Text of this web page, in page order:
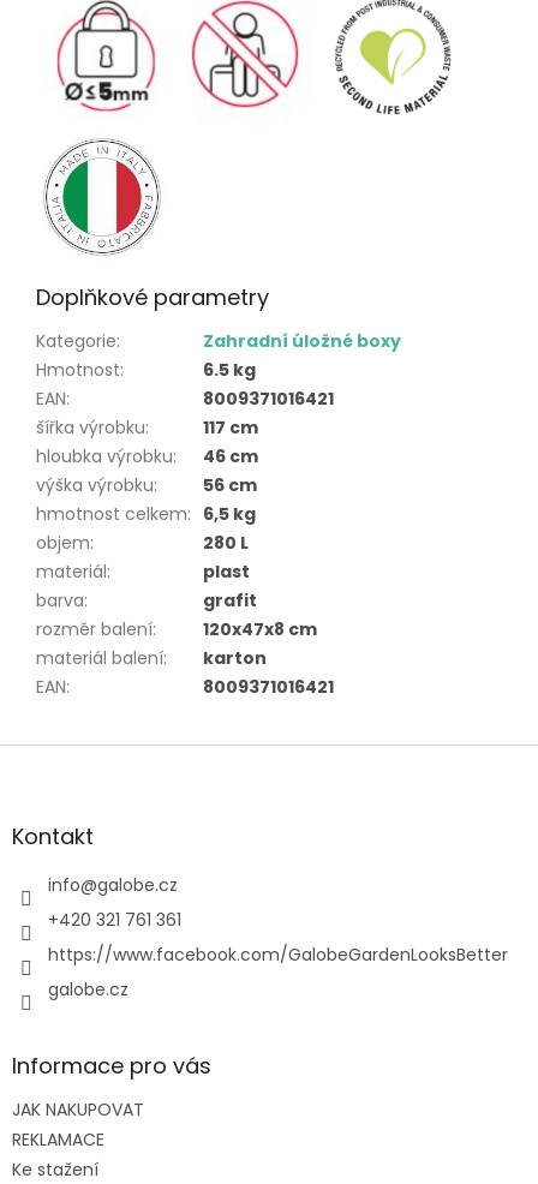
Doplňkové parametry
Kategorie:
Zahradní úložné boxy
Hmotnost:
6.5 kg
EAN:
8009371016421
šířka výrobku:
117 cm
hloubka výrobku:
46 cm
výška výrobku:
56 cm
hmotnost celkem: 6,5 kg
objem:
280 L
materiál:
plast
barva:
grafit
rozměr balení:
120x47x8 cm
materiál balení:
karton
EAN: 8009371016421
Z
aKontakt
info@galobe.cz
+420 321 761 361
https://www.facebook.com/GalobeGardenLooksBetter
galobe.cz
Informace pro vás
JAK NAKUPOVAT
REKLAMACE
Ke stažení